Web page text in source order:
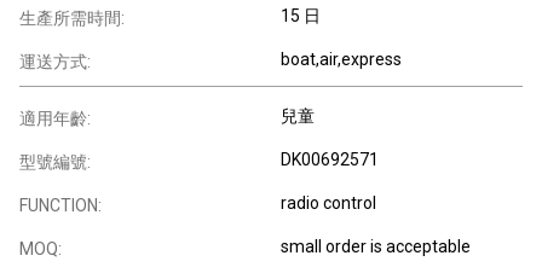
生產所需時間: 15 日
運送方式: boat,air,express
適用年齡: 兒童
型號編號: DK00692571
FUNCTION: radio control
MOQ: small order is acceptable